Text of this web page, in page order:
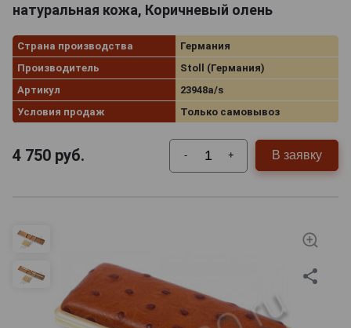
натуральная кожа, Коричневый олень
Страна производства
Германия
Производитель
Stoll (Германия)
Артикул
23948a/s
Условия продаж
Только самовывоз
4 750 руб. - + В заявку